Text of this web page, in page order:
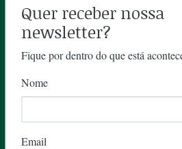
Quer receber nossa
newsletter?
Fique por dentro do que está
Nome
Email